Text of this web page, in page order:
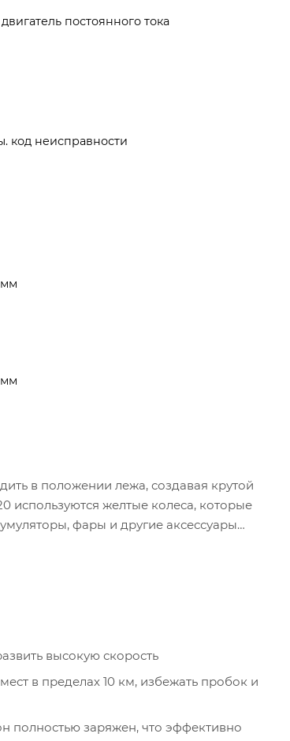
постоянного тока
код неисправности
мм
мм
в положении лежа, создавая крутой
используются желтые колеса, которые
фары и другие аксессуары
высокую скорость
в пределах 10 км, избежать пробок и
полностью заряжен, что эффективно